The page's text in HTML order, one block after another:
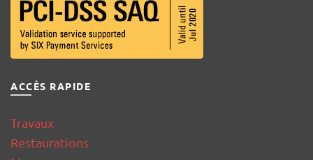
ACCÈS RAPIDE
Travaux
Restaurations